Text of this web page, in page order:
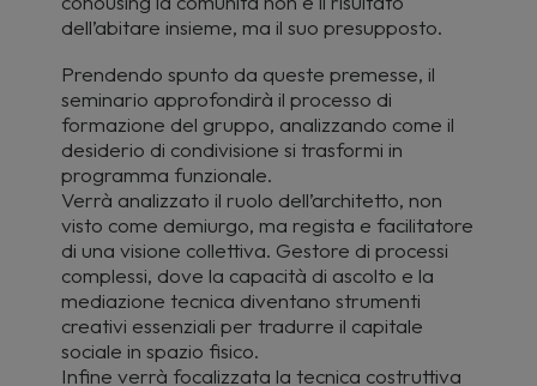
dell’abitare insieme, ma il suo presupposto.
Prendendo spunto da queste premesse, il
seminario approfondirà il processo di
formazione del gruppo, analizzando come il
desiderio di condivisione si trasformi in
programma funzionale.
Verrà analizzato il ruolo dell’architetto, non
visto come demiurgo, ma regista e facilitatore
di una visione collettiva. Gestore di processi
complessi, dove la capacità di ascolto e la
mediazione tecnica diventano strumenti
creativi essenziali per tradurre il capitale
sociale in spazio fisico.
Infine verrà focalizzata la tecnica costruttiva